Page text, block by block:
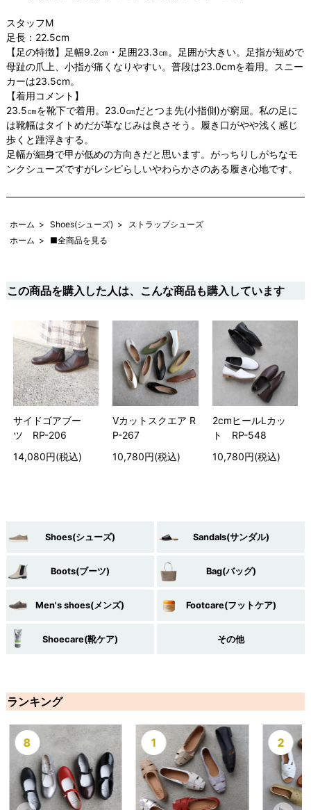
スタッフM
足長：22.5cm
【足の特徴】足幅9.2㎝・足囲23.3㎝。足囲が大きい。足指が短めで
母趾の爪上、小指が痛くなりやすい。普段は23.0cmを着用。スニー
カーは23.5cm。
【着用コメント】
23.5㎝を靴下で着用。23.0㎝だとつま先(小指側)が窮屈。私の足に
は靴幅はタイトめだが革なじみは良さそう。履き口がやや浅く感じ
歩くと踵浮きする。
足幅が細身で甲が低めの方向きだと思います。がっちりしがちなモ
ンクシューズですがレシピらしいやわらかさのある履き心地です。
ホーム > Shoes(シューズ) >
ストラップシューズ
ホーム > ■全商品を見る
この商品を購入した人は、こんな商品も購入しています
サイドゴアブー
ツ RP-206
14,080円(税込)
Vカットスクエア R
P-267
10,780円(税込)
2cmヒールLカッ
ト RP-548
10,780円(税込)
Shoes(シューズ) Sandals(サンダル)
Boots(ブーツ) Bag(バッグ)
Men's shoes(メンズ) Footcare(フットケア)
Shoecare(靴ケア) その他
ランキング
2